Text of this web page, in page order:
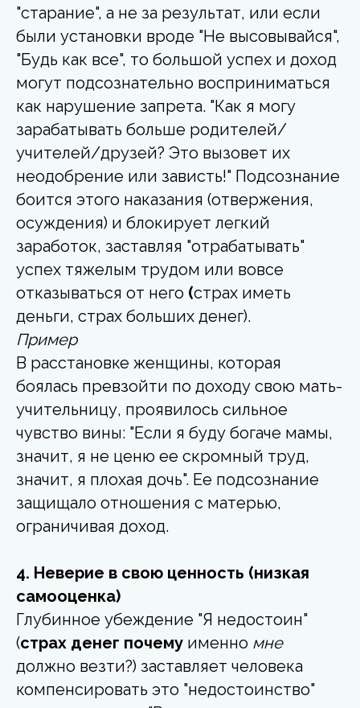
"старание", а не за результат, или если
были установки вроде "Не высовывайся",
"Будь как все", то большой успех и доход
могут подсознательно восприниматься
как нарушение запрета. "Как я могу
зарабатывать больше родителей/
учителей/друзей? Это вызовет их
неодобрение или зависть!" Подсознание
боится этого наказания (отвержения,
осуждения) и блокирует легкий
заработок, заставляя "отрабатывать"
успех тяжелым трудом или вовсе
отказываться от него (страх иметь
деньги, страх больших денег).
Пример
В расстановке женщины, которая
боялась превзойти по доходу свою мать-
учительницу, проявилось сильное
чувство вины: "Если я буду богаче мамы,
значит, я не ценю ее скромный труд,
значит, я плохая дочь". Ее подсознание
защищало отношения с матерью,
ограничивая доход.
4. Неверие в свою ценность (низкая
самооценка)
Глубинное убеждение "Я недостоин"
(страх денег почему именно мне
должно везти?) заставляет человека
компенсировать это "недостоинство"